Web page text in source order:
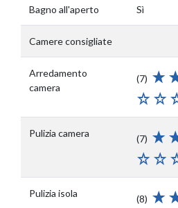
Bagno all'aperto Sì
Camere consigliate
Arredamento
camera
(7)
Pulizia camera (7)
Pulizia isola (8)